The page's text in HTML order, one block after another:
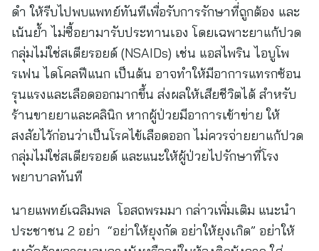
ดำ ให้รีบไปพบแพทย์ทันทีเพื่อรับการรักษาที่ถูกต้อง และ
เน้นย้ำ ไม่ซื้อยามารับประทานเอง โดยเฉพาะยาแก้ปวด
กลุ่มไม่ใช่สเตียรอยด์ (NSAIDs) เช่น แอสไพริน ไอบูโพ
รเฟน ไดโคลฟีแนก เป็นต้น อาจทำให้มีอาการแทรกซ้อน
รุนแรงและเลือดออกมากขึ้น ส่งผลให้เสียชีวิตได้ สำหรับ
ร้านขายยาและคลินิก หากผู้ป่วยมีอาการเข้าข่าย ให้
สงสัยไว้ก่อนว่าเป็นโรคไข้เลือดออก ไม่ควรจ่ายยาแก้ปวด
กลุ่มไม่ใช่สเตียรอยด์ และแนะให้ผู้ป่วยไปรักษาที่โรง
พยาบาลทันที
นายแพทย์เฉลิมพล โอสถพรมมา กล่าวเพิ่มเติม แนะนำ
ประชาชน 2 อย่า “อย่าให้ยุงกัด อย่าให้ยุงเกิด” อย่าให้